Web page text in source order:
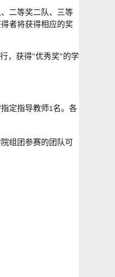
二等奖二队、三等
者将获得相应的奖
，获得"优秀奖"的学
定指导教师1 名。各
组团参赛的团队可